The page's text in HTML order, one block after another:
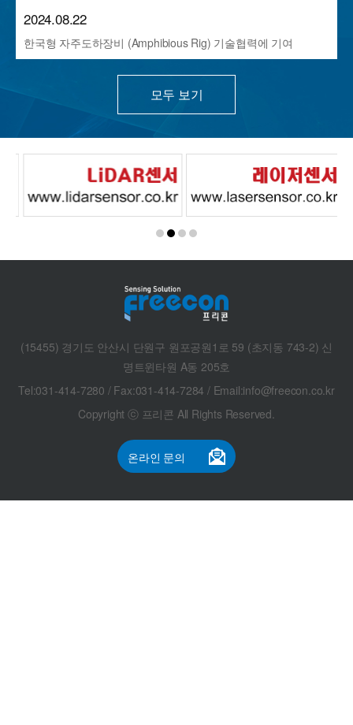
2024.08.22
한국형 자주도하장비 (Amphibious Rig) 기술협력에 기여
모두 보기
(15455) 경기도 안산시 단원구 원포공원1로 59 (초지동 743-2) 신
명트윈타원 A동 205호
Tel:031-414-7280 / Fax:031-414-7284 / Email:info@freecon.co.kr
Copyright ⓒ 프리콘 All Rights Reserved.
온라인 문의